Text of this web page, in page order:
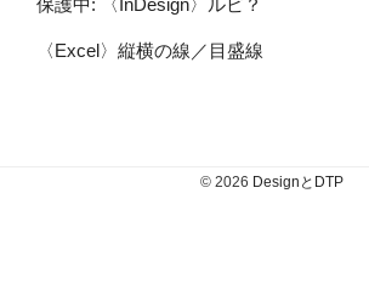
保護中: 〈InDesign〉ルビ？
〈Excel〉縦横の線／目盛線
© 2026 DesignとDTP